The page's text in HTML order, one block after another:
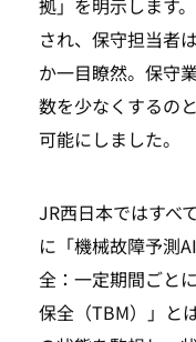
拠」を明示します
され、保守担当者
か一目瞭然。保守
数を少なくするの
可能にしました。
JR西日本ではすべ
に「機械故障予測
全：一定期間ごと
保全（TBM）」と